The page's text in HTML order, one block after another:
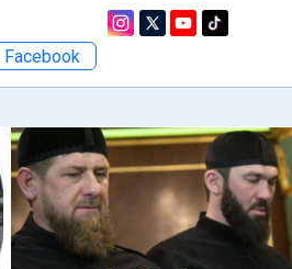
Facebook